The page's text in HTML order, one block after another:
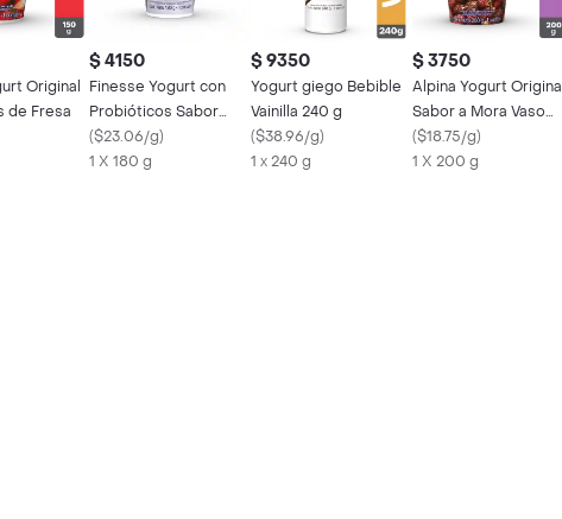
Original
de Fresa
$ 4150
Finesse Yogurt con
Probióticos Sabor
Melocotón
($23.06/g)
1 X 180 g
$ 9350
Yogurt giego Bebible
Vainilla 240 g
($38.96/g)
1 x 240 g
$ 3750
Alpina Yogurt Original
Sabor a Mora Vaso
200 g con Trozos
($18.75/g)
1 X 200 g